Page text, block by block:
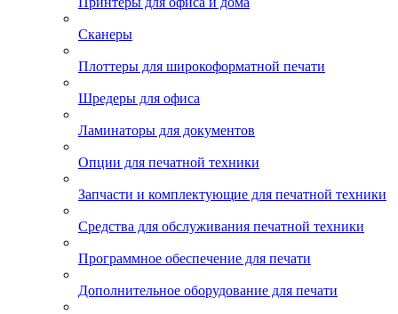
Сканеры
Плоттеры для широкоформатной печати
Шредеры для офиса
Ламинаторы для документов
Опции для печатной техники
Запчасти и комплектующие для печатной техники
Средства для обслуживания печатной техники
Программное обеспечение для печати
Дополнительное оборудование для печати